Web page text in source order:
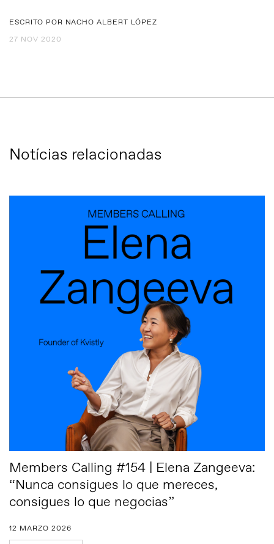
ESCRITO POR NACHO ALBERT LÓPEZ
27 NOV 2020
Notícias relacionadas
Members Calling #154 | Elena Zangeeva:
“Nunca consigues lo que mereces,
consigues lo que negocias”
12 MARZO 2026